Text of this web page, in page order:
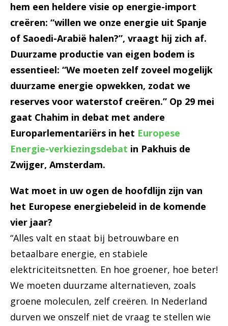
hem een heldere visie op energie-import
creëren: “willen we onze energie uit Spanje
of Saoedi-Arabië halen?”, vraagt hij zich af.
Duurzame productie van eigen bodem is
essentieel: “We moeten zelf zoveel mogelijk
duurzame energie opwekken, zodat we
reserves voor waterstof creëren.” Op 29 mei
gaat Chahim in debat met andere
Europarlementariërs in het Europese
Energie-verkiezingsdebat in Pakhuis de
Zwijger, Amsterdam.
Wat moet in uw ogen de hoofdlijn zijn van
het Europese energiebeleid in de komende
vier jaar?
“Alles valt en staat bij betrouwbare en
betaalbare energie, en stabiele
elektriciteitsnetten. En hoe groener, hoe beter!
We moeten duurzame alternatieven, zoals
groene moleculen, zelf creëren. In Nederland
durven we onszelf niet de vraag te stellen wie